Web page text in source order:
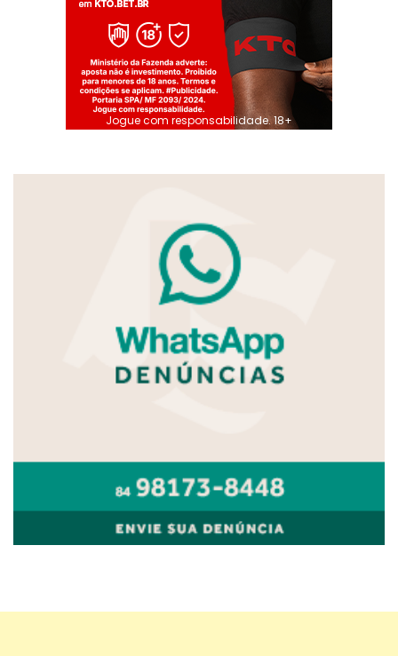
Jogue com responsabilidade. 18+